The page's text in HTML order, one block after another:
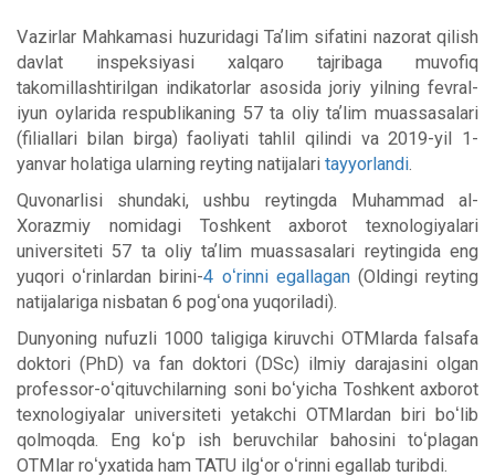
Vazirlar Mahkamasi huzuridagi Taʼlim sifatini nazorat qilish
davlat inspeksiyasi xalqaro tajribaga muvofiq
takomillashtirilgan indikatorlar asosida joriy yilning fevral-
iyun oylarida respublikaning 57 ta oliy taʼlim muassasalari
(filiallari bilan birga) faoliyati tahlil qilindi va 2019-yil 1-
yanvar holatiga ularning reyting natijalari tayyorlandi.
Quvonarlisi shundaki, ushbu reytingda Muhammad al-
Xorazmiy nomidagi Toshkent axborot texnologiyalari
universiteti 57 ta oliy taʼlim muassasalari reytingida eng
yuqori oʻrinlardan birini-4 oʻrinni egallagan(Oldingi reyting
natijalariga nisbatan 6 pogʻona yuqoriladi).
Dunyoning nufuzli 1000 taligiga kiruvchi OTMlarda falsafa
doktori (PhD) va fan doktori (DSc) ilmiy darajasini olgan
professor-oʻqituvchilarning soni boʻyicha Toshkent axborot
texnologiyalar universiteti yetakchi OTMlardan biri boʻlib
qolmoqda. Eng koʻp ish beruvchilar bahosini toʻplagan
OTMlar roʻyxatida ham TATU ilgʻor oʻrinni egallab turibdi.